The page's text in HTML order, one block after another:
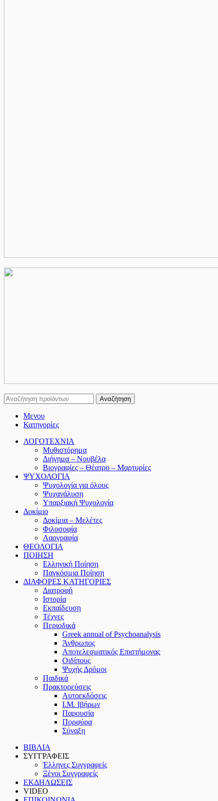
Αναζήτηση
Μενου
Κατηγορίες
ΛΟΓΟΤΕΧΝΙΑ
Μυθιστόρημα
Διήγημα – Νουβέλα
Βιογραφίες – Θέατρο – Μαρτυρίες
ΨΥΧΟΛΟΓΙΑ
Ψυχολογία για όλους
Ψυχανάλυση
Υπαρξιακή Ψυχολογία
Δοκίμιο
Δοκίμια – Μελέτες
Φιλοσοφία
Λαογραφία
ΘΕΟΛΟΓΙΑ
ΠΟΙΗΣΗ
Ελληνική Ποίηση
Παγκόσμια Ποίηση
ΔΙΑΦΟΡΕΣ ΚΑΤΗΓΟΡΙΕΣ
Διατροφή
Ιστορία
Εκπαίδευση
Τέχνες
Περιοδικά
Greek annual of Psychoanalysis
Άνθρωπος
Αποτελεσματικός Επιστήμονας
Οιδίπους
Ψυχής Δρόμοι
Παιδικά
Πρακτoρεύσεις
Αυτοεκδόσεις
Ι.Μ. Ιβήρων
Παρουσία
Πορφύρα
Σύναξη
ΒΙΒΛΙΑ
ΣΥΓΓΡΑΦΕΙΣ
Έλληνες Συγγραφείς
Ξένοι Συγγραφείς
ΕΚΔΗΛΩΣΕΙΣ
VIDEO